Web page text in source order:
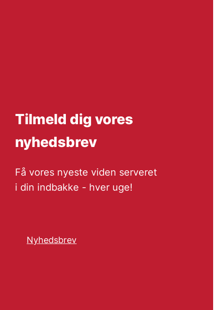
Tilmeld dig vores
nyhedsbrev
Få vores nyeste viden serveret
i din indbakke - hver uge!
Nyhedsbrev